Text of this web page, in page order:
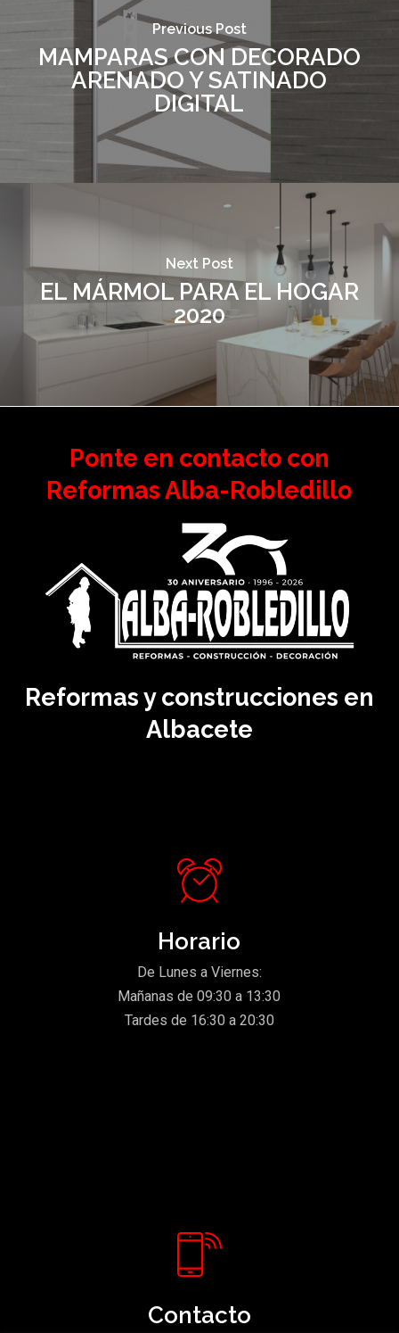
Previous Post
MAMPARAS CON DECORADO
ARENADO Y SATINADO
DIGITAL
Next Post
EL MÁRMOL PARA EL HOGAR
2020
Ponte en contacto con
Reformas Alba-Robledillo
Reformas y construcciones en
Albacete
Horario
De Lunes a Viernes:
Mañanas de 09:30 a 13:30
Tardes de 16:30 a 20:30
Contacto